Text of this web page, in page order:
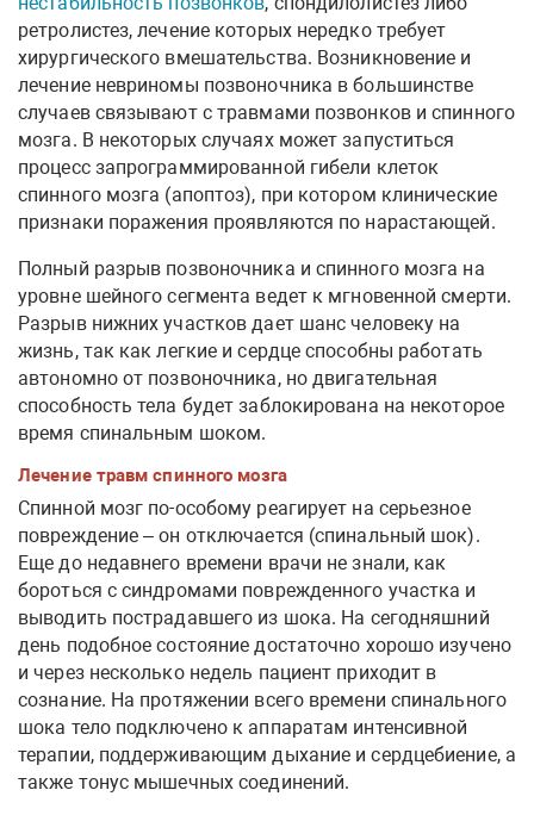
ретролистез, лечение которых нередко требует
хирургического вмешательства. Возникновение и
лечение невриномы позвоночника в большинстве
случаев связывают с травмами позвонков и спинного
мозга. В некоторых случаях может запуститься
процесс запрограммированной гибели клеток
спинного мозга (апоптоз), при котором клинические
признаки поражения проявляются по нарастающей.
Полный разрыв позвоночника и спинного мозга на
уровне шейного сегмента ведет к мгновенной смерти.
Разрыв нижних участков дает шанс человеку на
жизнь, так как легкие и сердце способны работать
автономно от позвоночника, но двигательная
способность тела будет заблокирована на некоторое
время спинальным шоком.
Лечение травм спинного мозга
Спинной мозг по-особому реагирует на серьезное
повреждение – он отключается (спинальный шок).
Еще до недавнего времени врачи не знали, как
бороться с синдромами поврежденного участка и
выводить пострадавшего из шока. На сегодняшний
день подобное состояние достаточно хорошо изучено
и через несколько недель пациент приходит в
сознание. На протяжении всего времени спинального
шока тело подключено к аппаратам интенсивной
терапии, поддерживающим дыхание и сердцебиение, а
также тонус мышечных соединений.